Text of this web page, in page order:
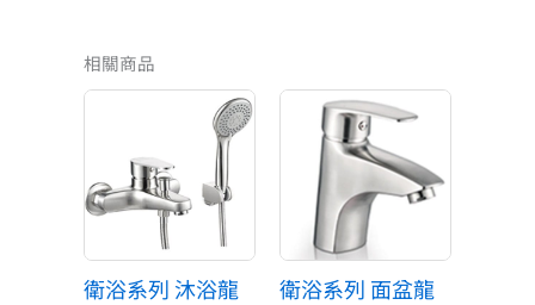
相關商品
衛浴系列 沐浴龍
衛浴系列 面盆龍